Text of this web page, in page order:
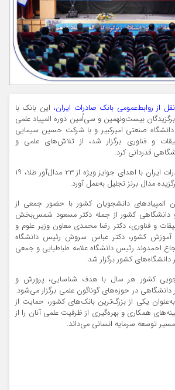
از روابط‌عمومی بانک صادرات ایران، این بانک با
بیست‌ونهمین و سی‌اُمین دوره المپیاد علمی
صنعتی امیرکبیر و با شرکت حسین سیمایی
و فناوری برگزار شد، از تلاش‌های علمی و
قدردانی کرد.
در این مراسم، بانک صادرات ایران با اهدای جوایز ویژه از ۲۳ مدال‌آور طلا، ۱۹
المپیادهای دانشجویان کشور با حضور جمعی از
و دانشگاهی کشور از جمله دکتر مسعود شمس‌بخش
و فناوری، دکتر رضا محمدی معاون وزیر علوم و
کشور، دکتر عباس سروش رئیس دانشگاه
احمدوند رئیس دانشگاه علامه طباطبایی و جمعی
دانشگاه‌های کشور برگزار شد.
کشور هر سال با هدف شناسایی، پرورش و
دانشگاهی در حوزه‌های گوناگون علمی برگزار می‌شود.
یکی از بزرگ‌ترین بانک‌های کشور، حمایت از
همکاری و بهره‌گیری از ظرفیت علمی آنان را از
توسعه سرمایه انسانی می‌داند.